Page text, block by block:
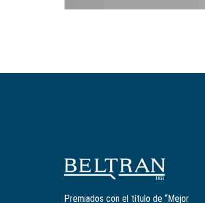
Premiados con el título de “Mejor